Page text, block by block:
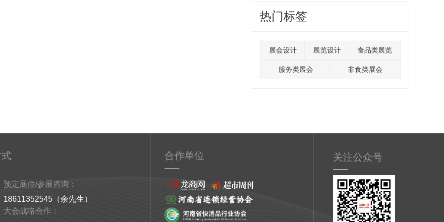
热门标签
展会设计 展览设计 食品类展览
服务类展会 非食类展会
预定展位/参展咨询：
18611352545（余先生）
大会战略合作：
合作单位 关注公众号